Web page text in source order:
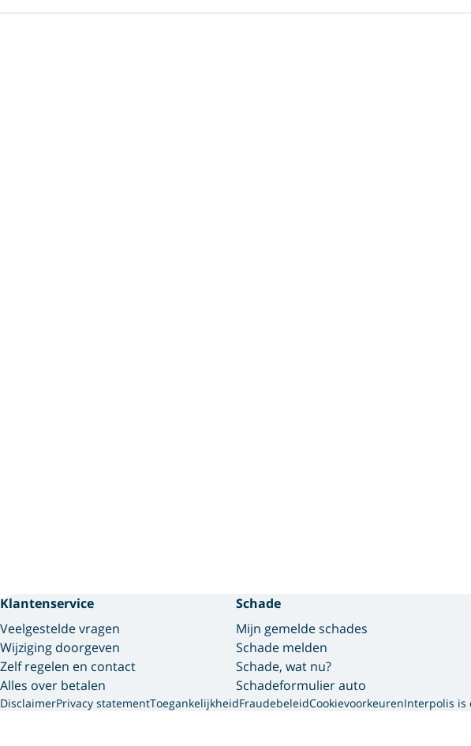
Klantenservice
Veelgestelde vragen
Wijziging doorgeven
Zelf regelen en contact
Alles over betalen
Schade
Mijn gemelde schades
Schade melden
Schade, wat nu?
Schadeformulier auto
DisclaimerPrivacy statementToegankelijkheidFraudebeleidCookievoorkeurenInterpolis is